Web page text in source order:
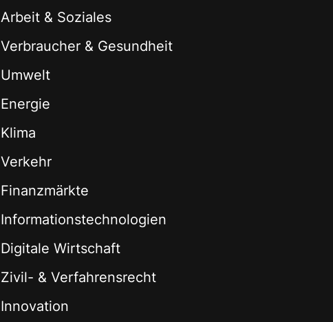
Arbeit & Soziales
Verbraucher & Gesundheit
Umwelt
Energie
Klima
Verkehr
Finanzmärkte
Informationstechnologien
Digitale Wirtschaft
Zivil- & Verfahrensrecht
Innovation